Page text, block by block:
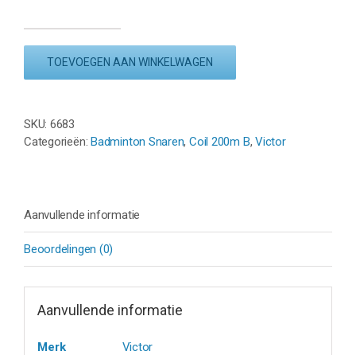
VBS
LIGHT
BLUE
aantal
TOEVOEGEN AAN WINKELWAGEN
SKU: 6683
Categorieën: Badminton Snaren,Coil 200m B,Victor
Aanvullende informatie
Beoordelingen (0)
Aanvullende informatie
Merk
Victor